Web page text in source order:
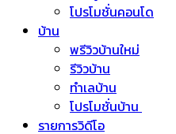
โปรโมชั่นคอนโด
บ้าน
พรีวิวบ้านใหม่
รีวิวบ้าน
ทำเลบ้าน
โปรโมชั่นบ้าน
รายการวิดีโอ